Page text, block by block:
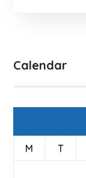
Calendar
M T